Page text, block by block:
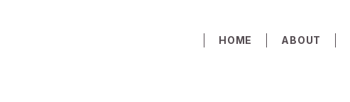
HOME ABOUT